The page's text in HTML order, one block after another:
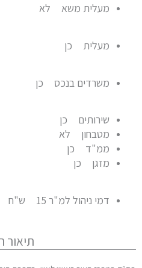
מעלית משא לא
מעלית כן
משרדים בנכס כן
שירותים
כן
מטבחון
לא
ממ"ד
כן
מזגן
כן
דמי ניהול למ"ר15 ש"ח
תיאור הנכס